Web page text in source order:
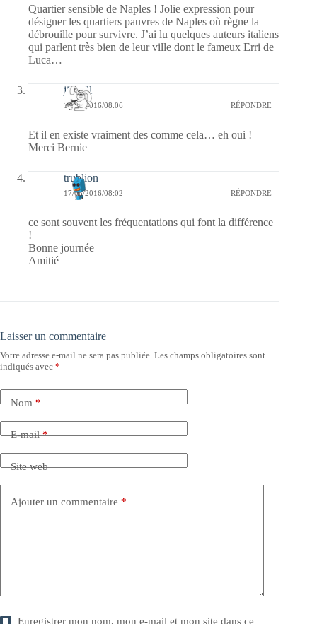
Quartier sensible de Naples ! Jolie expression pour
désigner les quartiers pauvres de Naples où règne la
débrouille pour survivre. J’ai lu quelques auteurs italiens
qui parlent très bien de leur ville dont le fameux Erri de
Luca…
jill bill
17/08/2016/08:06 RÉPONDRE
Et il en existe vraiment des comme cela… eh oui !
Merci Bernie
trublion
17/08/2016/08:02 RÉPONDRE
ce sont souvent les fréquentations qui font la différence
!
Bonne journée
Amitié
Laisser un commentaire
Votre adresse e-mail ne sera pas publiée. Les champs obligatoires sont
indiqués avec *
Nom*
E-mail*
Site web
Ajouter un commentaire *
Enregistrer mon nom, mon e-mail et mon site dans ce